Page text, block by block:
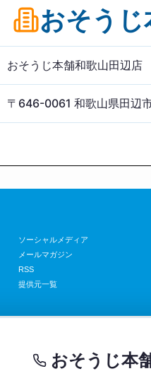
おそう
おそうじ本舗和歌山田辺店
〒646-0061 和歌山県田辺
ソーシャルメディア
メールマガジン
RSS
提供元一覧
おそうじ本